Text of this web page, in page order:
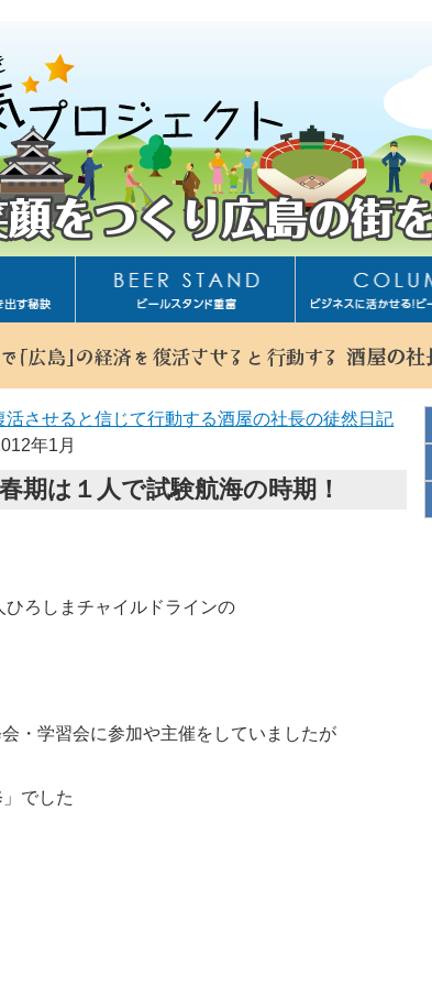
！
！
ビールスタンド重富ekie
させると信じて行動する酒屋の社長の徒然日記
年1月
期は１人で試験航海の時期！
ろしまチャイルドラインの
・学習会に参加や主催をしていましたが
でした